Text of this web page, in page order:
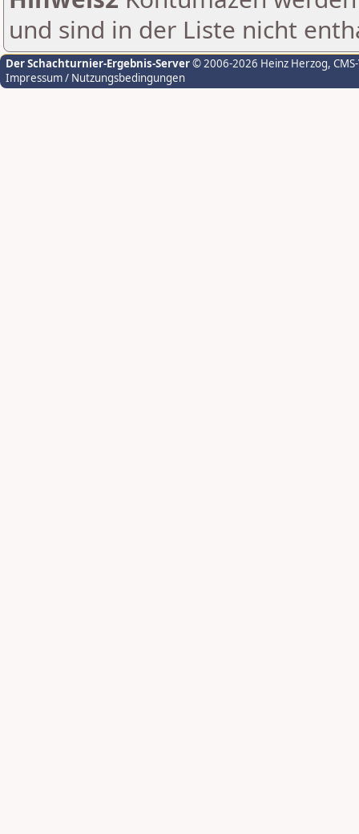
und sind in der Liste nicht
Der Schachturnier-Ergebnis-Server© 2006-2026 Heinz Herzog,
Impressum / Nutzungsbedingungen